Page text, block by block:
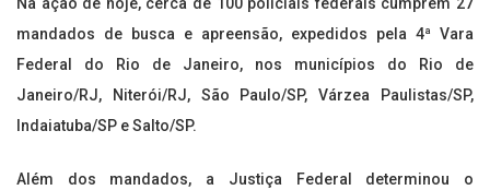
mandados de busca e apreensão, expedidos pela 4ª Vara
Federal do Rio de Janeiro, nos municípios do Rio de
Janeiro/RJ, Niterói/RJ, São Paulo/SP, Várzea Paulistas/SP,
Indaiatuba/SP e Salto/SP.
Além dos mandados, a Justiça Federal determinou o